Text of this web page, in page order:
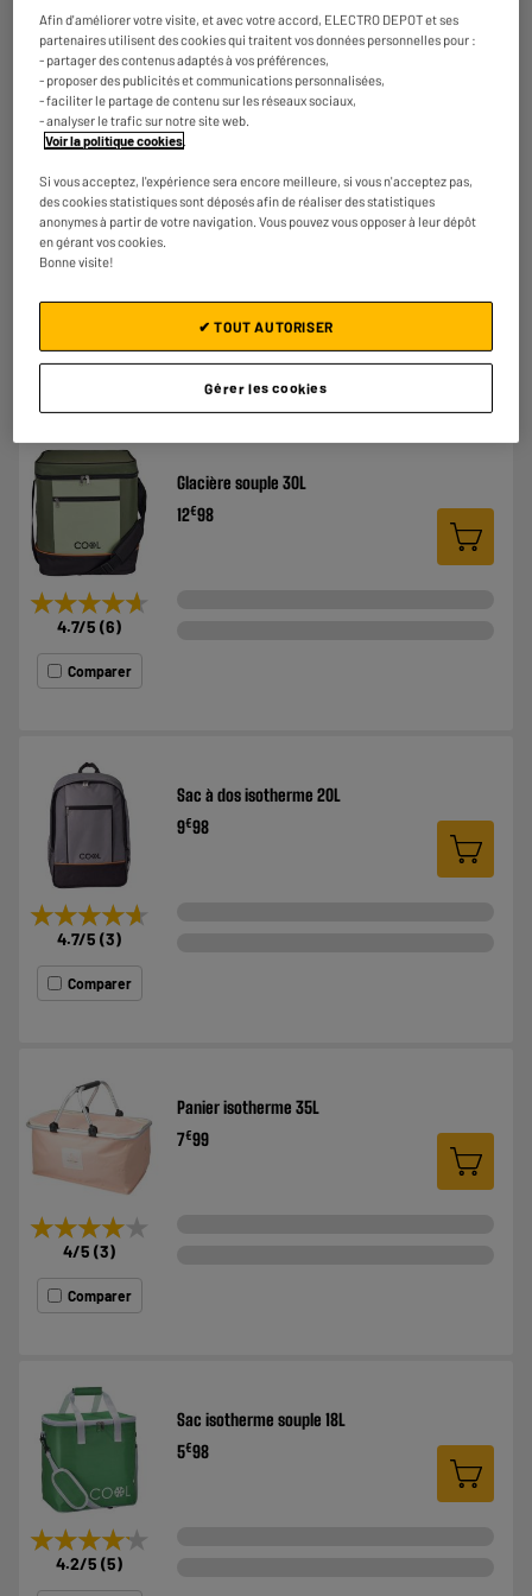
LE PRIX BAS
Comparer
Glacière 25L + fontaine boisson 4L
★★★★★
★★★★★
4.7/5 (6)
Comparer
Glacière souple 30L
12€98
★★★★★
★★★★★
4.7/5 (3)
Comparer
Sac à dos isotherme 20L
9€98
★★★★★
★★★★★
4/5 (3)
Comparer
Panier isotherme 35L
7€99
★★★★★
★★★★★
4.2/5 (5)
Sac isotherme souple 18L
5€98
Afin d'améliorer votre visite, et avec votre accord, ELECTRO DEPOT et ses
partenaires utilisent des cookies qui traitent vos données personnelles pour :
- partager des contenus adaptés à vos préférences,
- proposer des publicités et communications personnalisées,
- faciliter le partage de contenu sur les réseaux sociaux,
- analyser le trafic sur notre site web.
Voir la politique cookies.
Si vous acceptez, l'expérience sera encore meilleure, si vous n'acceptez pas,
des cookies statistiques sont déposés afin de réaliser des statistiques
anonymes à partir de votre navigation. Vous pouvez vous opposer à leur dépôt
en gérant vos cookies.
Bonne visite!
Gérer les cookies
✔ TOUT AUTORISER